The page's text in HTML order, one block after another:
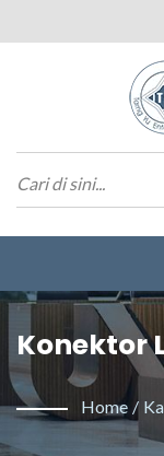
Konektor
Tarng Yu
Adalah
Home /